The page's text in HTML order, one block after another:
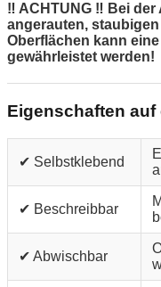
‼ ACHTUNG ‼ Bei
angerauten,
Oberflächen kann
gewährleistet werden!
Eigenschaften
✔ Selbstklebend
✔ Beschreibbar
✔ Abwischbar